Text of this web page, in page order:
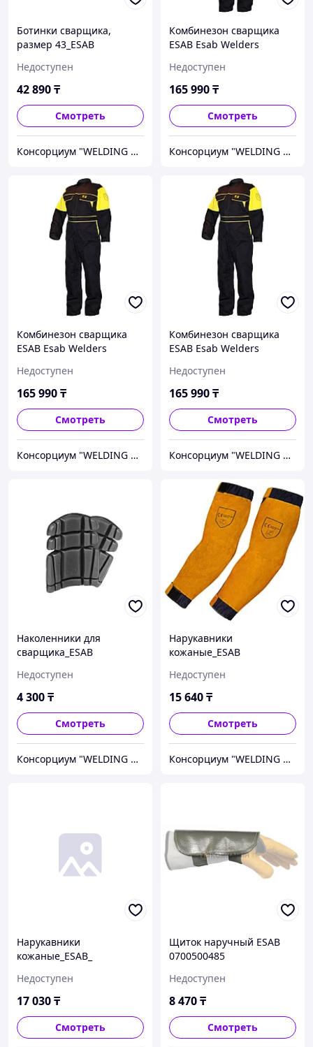
Ботинки сварщика,
размер 43_ESAB
Недоступен
42 890₸
Смотреть
Консорциум "WELDING GROUP"
Комбинезон сварщика
ESAB Esab Welders
Недоступен
165 990₸
Смотреть
Консорциум "WELDING GROUP"
Комбинезон сварщика
ESAB Esab Welders
Недоступен
165 990₸
Смотреть
Консорциум "WELDING GROUP"
Комбинезон сварщика
ESAB Esab Welders
Недоступен
165 990₸
Смотреть
Консорциум "WELDING GROUP"
Наколенники для
сварщика_ESAB
Недоступен
4 300₸
Смотреть
Консорциум "WELDING GROUP"
Нарукавники
кожаные_ESAB
Недоступен
15 640₸
Смотреть
Консорциум "WELDING GROUP"
Нарукавники
кожаные_ESAB_
Недоступен
17 030₸
Смотреть
Щиток наручный ESAB
0700500485
Недоступен
8 470₸
Смотреть